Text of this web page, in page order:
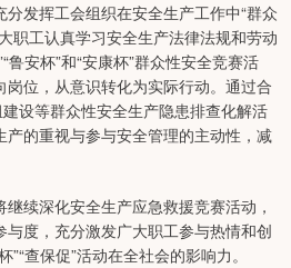
发挥工会组织在安全生产工作中“群众
职工认真学习安全生产法律法规和劳动
鲁安杯”和“安康杯”群众性安全竞赛活
位，从意识转化为实际行动。通过合
设等群众性安全生产隐患排查化解活
的重视与参与安全管理的主动性，减
续深化安全生产应急救援竞赛活动，
度，充分激发广大职工参与热情和创
查保促”活动在全社会的影响力。